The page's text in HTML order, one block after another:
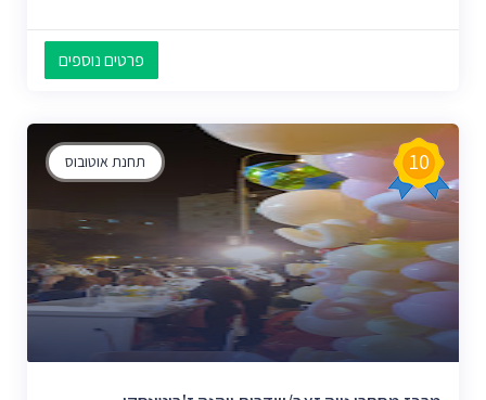
פרטים נוספים
תחנת אוטובוס 10